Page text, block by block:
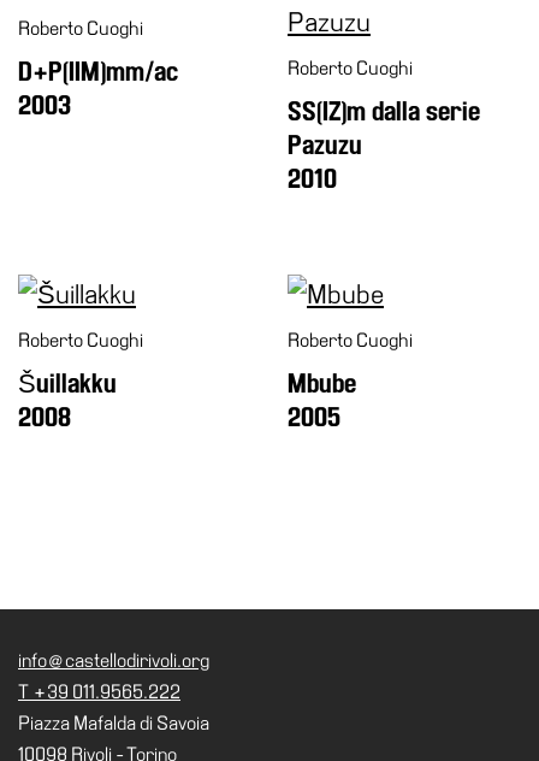
Roberto Cuoghi
D+P(IIM)mm/ac
2003
Roberto Cuoghi
SS(IZ)m dalla serie
Pazuzu
2010
Roberto Cuoghi
Šuillakku
2008
Roberto Cuoghi
Mbube
2005
info@castellodirivoli.org
T +39 011.9565.222
Piazza Mafalda di Savoia
10098 Rivoli - Torino